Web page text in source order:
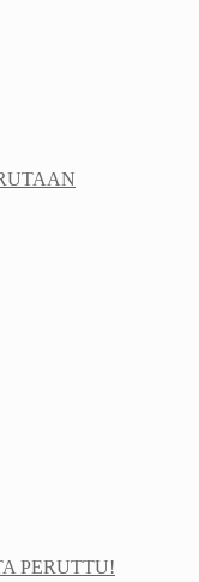
PERUTTU!